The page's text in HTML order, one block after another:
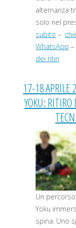
alternanza
solo nel
subito –
WhatsApp –
dei ritiri
17-18 APRILE
YOKU:
Un
Yoku
spina. Uno